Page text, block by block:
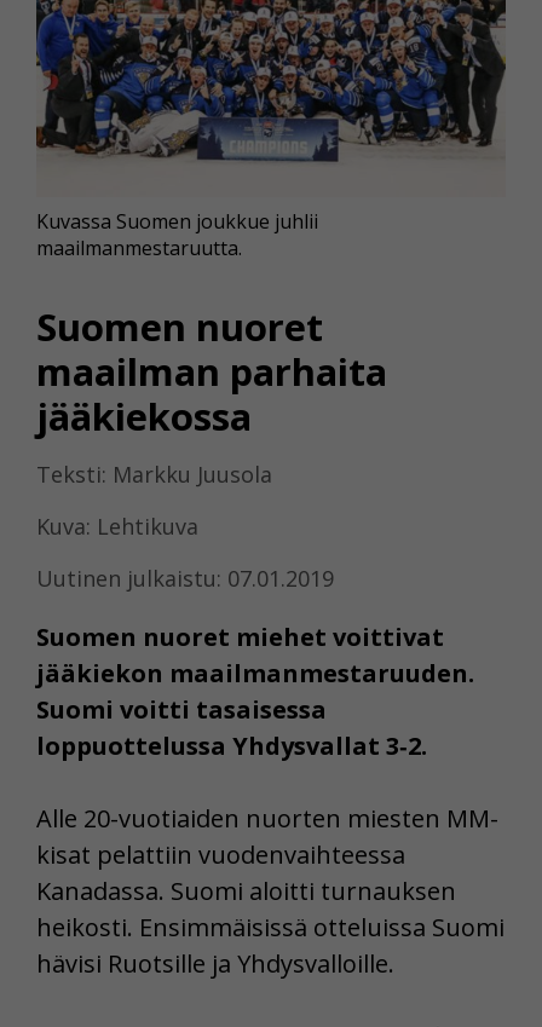
Suomen nuoret
maailman parhaita
jääkiekossa
Teksti: Markku Juusola
Kuva: Lehtikuva
Uutinen julkaistu: 07.01.2019
Suomen nuoret miehet voittivat
jääkiekon maailmanmestaruuden.
Suomi voitti tasaisessa
loppuottelussa Yhdysvallat 3‑2.
Kuvassa Suomen joukkue juhlii
maailmanmestaruutta.
Alle 20-vuotiaiden nuorten miesten MM-
kisat pelattiin vuodenvaihteessa
Kanadassa. Suomi aloitti turnauksen
heikosti. Ensimmäisissä otteluissa Suomi
hävisi Ruotsille ja Yhdysvalloille.